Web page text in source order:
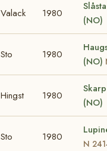
Valack 1980
(NO)
Sto 1980
(NO)
Hingst 1980
(NO)
Sto 1980
N